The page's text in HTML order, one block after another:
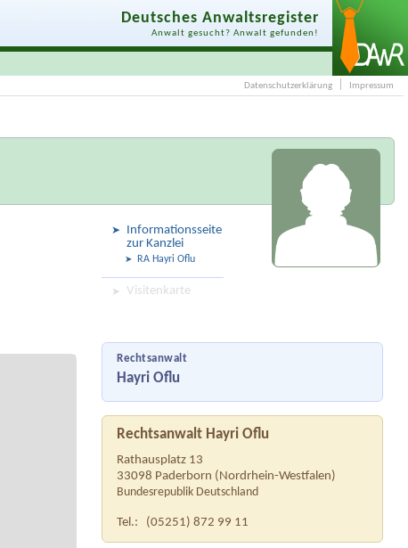
Deutsches Anwaltsregister
Anwalt gesucht? Anwalt gefunden!
Datenschutzerklärung Impressum
Informationsseite
zur Kanzlei
RA Hayri Oflu
Visitenkarte
Rechtsanwalt
Hayri Oflu
Rechtsanwalt Hayri Oflu
Rathausplatz 13
33098 Paderborn (Nordrhein-Westfalen)
Bundesrepublik Deutschland
Tel.: (05251) 872 99 11